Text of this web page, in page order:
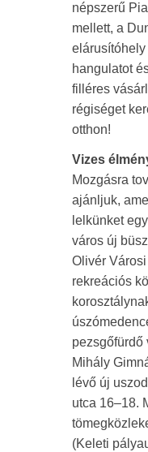
népszerű
mellett, a
hangulatot
filléres
régiséget
otthon!
Vizes
Mozgásra
ajánljuk,
lelkünket
város új
Olivér
rekreációs
pezsgőfürdő
Mihály
lévő új
utca 16–18.
(Keleti